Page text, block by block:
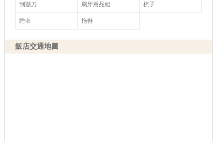
刮鬍刀 刷牙用品組 梳子
睡衣 拖鞋
飯店交通地圖